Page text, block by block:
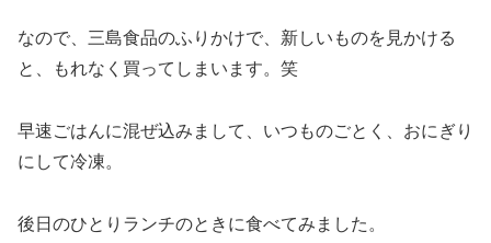
なので、三島食品のふりかけで、新しいものを見かける
と、もれなく買ってしまいます。笑
早速ごはんに混ぜ込みまして、いつものごとく、おにぎり
にして冷凍。
後日のひとりランチのときに食べてみました。